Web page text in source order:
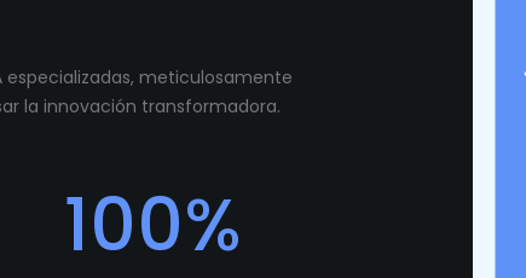
especializadas, meticulosamente
la innovación transformadora.
100%